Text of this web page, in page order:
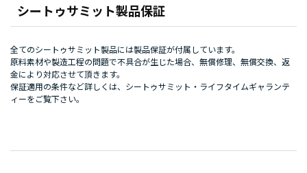
シートゥサミット製品保証
全てのシートゥサミット製品には製品保証が付属しています。
原料素材や製造工程の問題で不具合が生じた場合、無償修理、無償交換、返
金により対応させて頂きます。
保証適用の条件など詳しくは、 シートゥサミット・ライフタイムギャランテ
ィーをご覧下さい。